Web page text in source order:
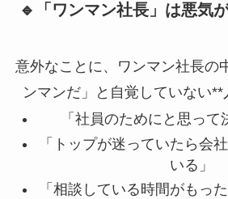
🔹「ワンマン社長」は悪気
意外なことに、ワンマン社長の
ンマンだ」と自覚していない**
「社員のためにと思って
「トップが迷っていたら会
いる」
「相談している時間がもっ